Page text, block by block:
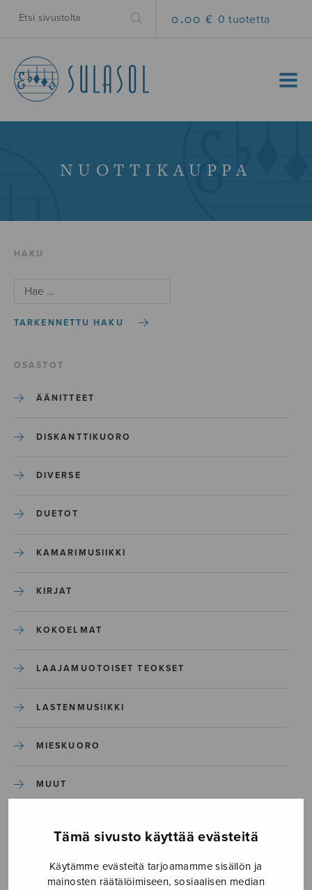
Tämä sivusto käyttää evästeitä
Käytämme evästeitä tarjoamamme sisällön ja
mainosten räätälöimiseen, sosiaalisen median
0.00 € 0 tuotetta
MENU
NUOTTIKAUPPA
HAKU
TARKENNETTU HAKU
OSASTOT
ÄÄNITTEET
DISKANTTIKUORO
DIVERSE
DUETOT
KAMARIMUSIIKKI
KIRJAT
KOKOELMAT
LAAJAMUOTOISET TEOKSET
LASTENMUSIIKKI
MIESKUORO
MUUT
SEKAKUORO